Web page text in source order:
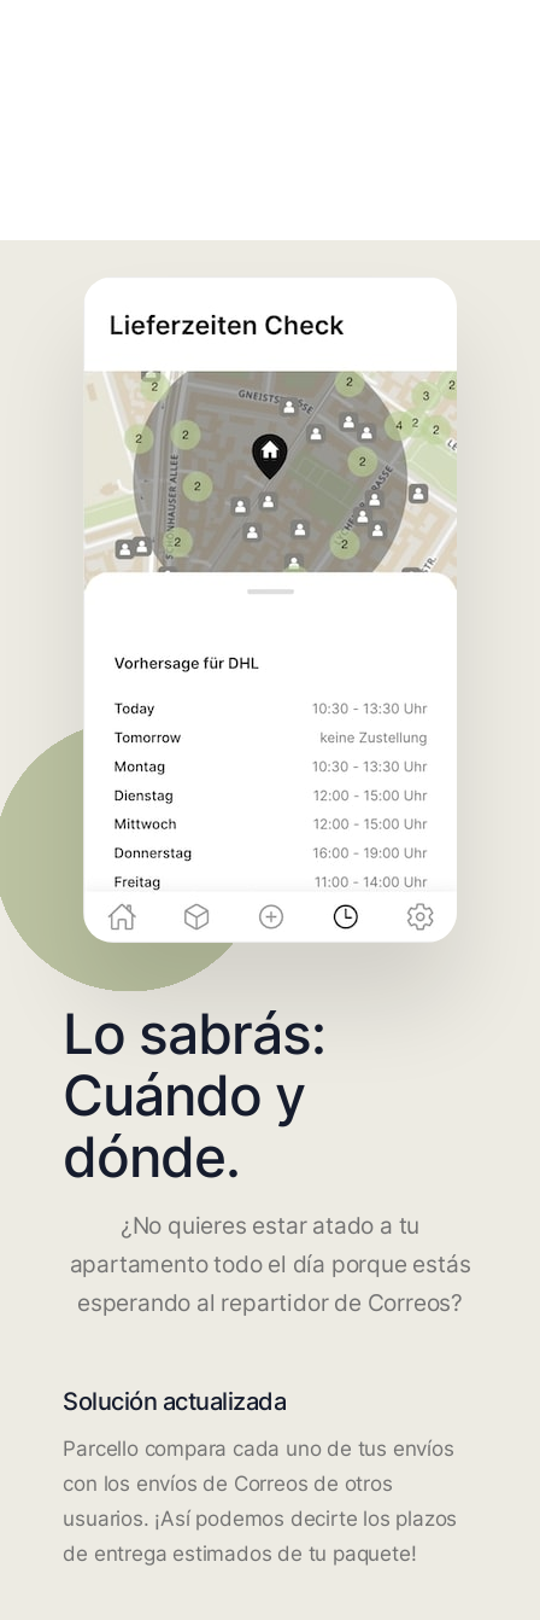
Lo sabrás:
Cuándo y
dónde.
¿No quieres estar atado a tu
apartamento todo el día porque estás
esperando al repartidor de Correos?
Solución actualizada
Parcello compara cada uno de tus envíos
con los envíos de Correos de otros
usuarios. ¡Así podemos decirte los plazos
de entrega estimados de tu paquete!